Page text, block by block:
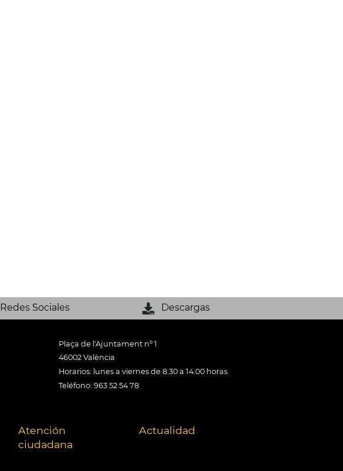
Redes Sociales Descargas
Plaça de l'Ajuntament nº 1
46002 València
Horarios: lunes a viernes de 8:30 a 14:00 horas
Teléfono: 963 52 54 78
Atención
ciudadana
Actualidad